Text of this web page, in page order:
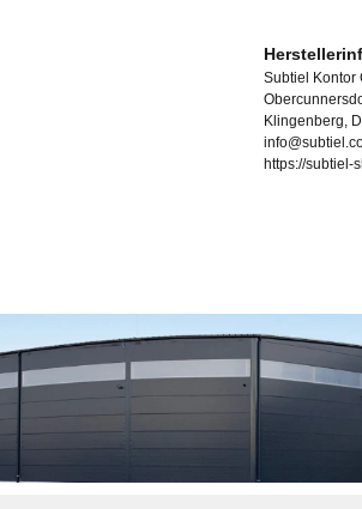
Subtiel Kontor
Klingenberg,
https://subtiel-